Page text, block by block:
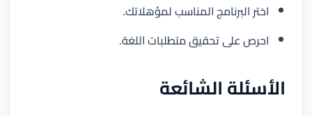
اختر البرنامج المناسب لمؤهلاتك.
احرص على تحقيق متطلبات اللغة.
الأسئلة الشائعة